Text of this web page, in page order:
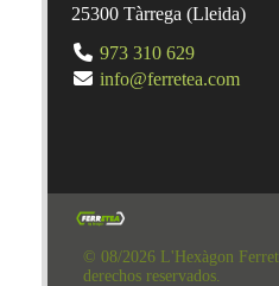
25300 Tàrrega (Lleida)
973 310 629
info@ferretea.com
© 08/2026 L'Hexàgon
derechos reservados.